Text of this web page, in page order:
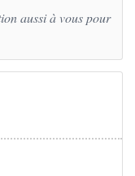
aussi à vous pour